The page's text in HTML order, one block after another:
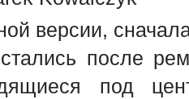
версии,
после
под